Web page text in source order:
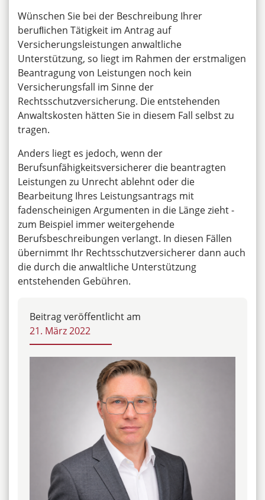
Wünschen Sie bei der Beschreibung Ihrer
beruﬂichen Tätigkeit im Antrag auf
Versicherungsleistungen anwaltliche
Unterstützung, so liegt im Rahmen der erstmaligen
Beantragung von Leistungen noch kein
Versicherungsfall im Sinne der
Rechtsschutzversicherung. Die entstehenden
Anwaltskosten hätten Sie in diesem Fall selbst zu
tragen.
Anders liegt es jedoch, wenn der
Berufsunfähigkeitsversicherer die beantragten
Leistungen zu Unrecht ablehnt oder die
Bearbeitung Ihres Leistungsantrags mit
fadenscheinigen Argumenten in die Länge zieht -
zum Beispiel immer weitergehende
Berufsbeschreibungen verlangt. In diesen Fällen
übernimmt Ihr Rechtsschutzversicherer dann auch
die durch die anwaltliche Unterstützung
entstehenden Gebühren.
Beitrag veröffentlicht am
21. März 2022